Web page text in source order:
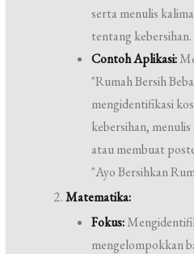
serta menulis
tentang kebersihan.
Contoh Aplikasi:
"Rumah Bersih
mengidentifikasi
kebersihan,
atau membuat
"Ayo Bersihkan
Matematika:
Fokus:
mengelompokkan